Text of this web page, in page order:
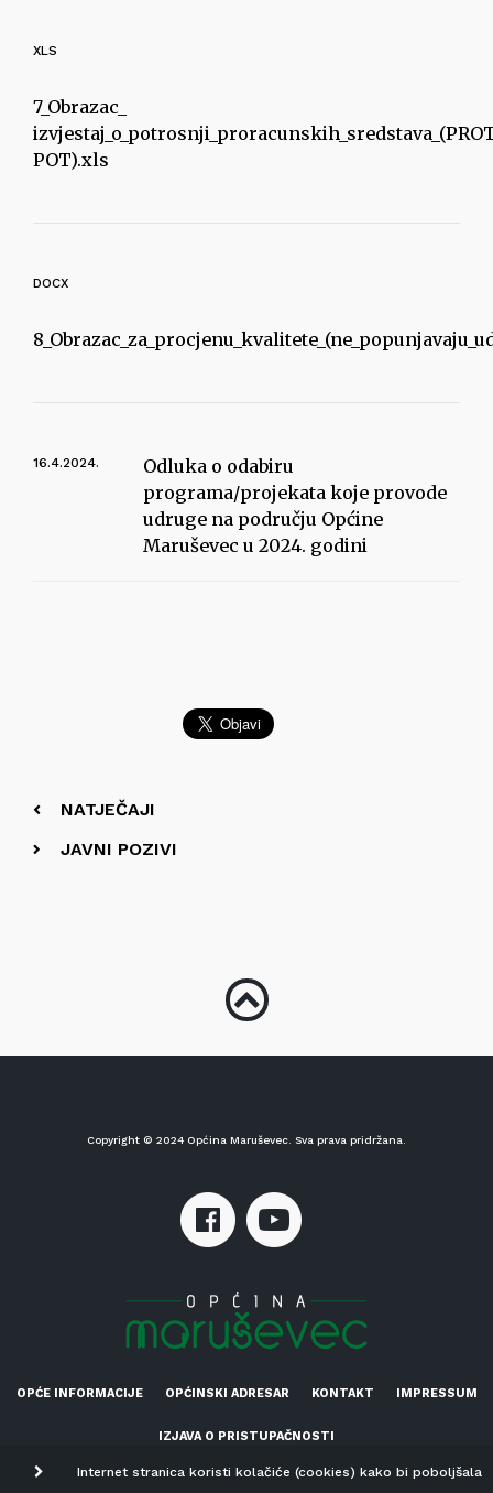
XLS
7_Obrazac_
POT).xls
DOCX
16.4.2024.
Odluka o odabiru
programa/projekata koje provode
udruge na području Općine
Maruševec u 2024. godini
NATJEČAJI
JAVNI POZIVI
Copyright © 2024 Općina Maruševec. Sva prava pridržana.
OPĆE INFORMACIJE OPĆINSKI ADRESAR KONTAKT IMPRESSUM
IZJAVA O PRISTUPAČNOSTI
Internet stranica koristi kolačiće (cookies) kako bi poboljšala